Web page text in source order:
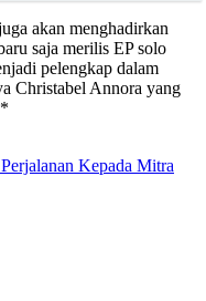
akan menghadirkan
saja merilis EP solo
pelengkap dalam
Christabel Annora yang
Kepada Mitra